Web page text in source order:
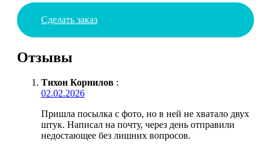
Сделать заказ
Отзывы
Тихон Корнилов :
02.02.2026
Пришла посылка с фото, но в ней не хватало двух
штук. Написал на почту, через день отправили
недостающее без лишних вопросов.